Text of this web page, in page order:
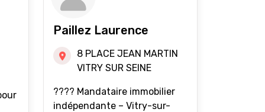
Paillez Laurence
8 PLACE JEAN MARTIN
VITRY SUR SEINE
???? Mandataire immobilier
indépendante – Vitry-sur-